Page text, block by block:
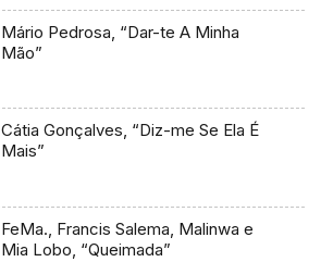
Mário Pedrosa, “Dar-te A Minha
Mão”
Cátia Gonçalves, “Diz-me Se Ela É
Mais”
FeMa., Francis Salema, Malinwa e
Mia Lobo, “Queimada”